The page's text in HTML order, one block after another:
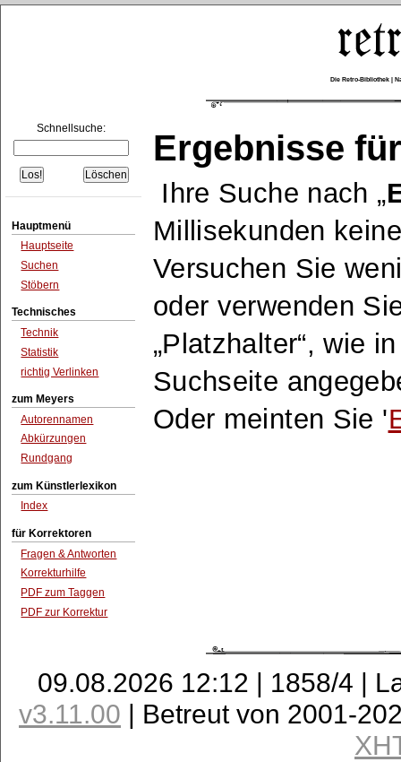
Die Retro-Bibliothek |
Schnellsuche:
Hauptmenü
Hauptseite
Suchen
Stöbern
Technisches
Technik
Statistik
richtig Verlinken
zum Meyers
Autorennamen
Abkürzungen
Rundgang
zum Künstlerlexikon
Index
für Korrektoren
Fragen & Antworten
Korrekturhilfe
PDF zum Taggen
PDF zur Korrektur
Ergebnisse
Ihre Suche nach
Millisekunden
Versuchen Sie
oder verwenden
Platzhalter , wie
Suchseite
Oder meinten Sie '
09.08.2026 12:12 | 1858/4 |
v3.11.00 | Betreut von 2001-